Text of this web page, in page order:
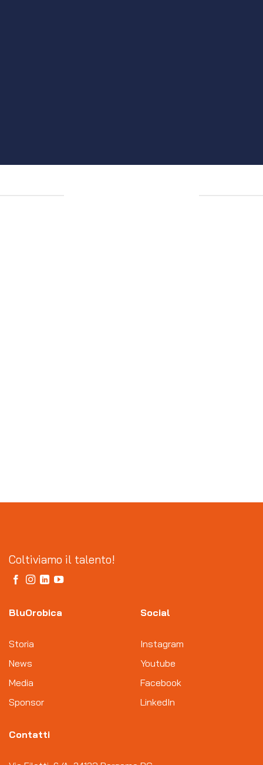
Coltiviamo il talento!
BluOrobica
Storia
News
Media
Sponsor
Social
Instagram
Youtube
Facebook
LinkedIn
Contatti